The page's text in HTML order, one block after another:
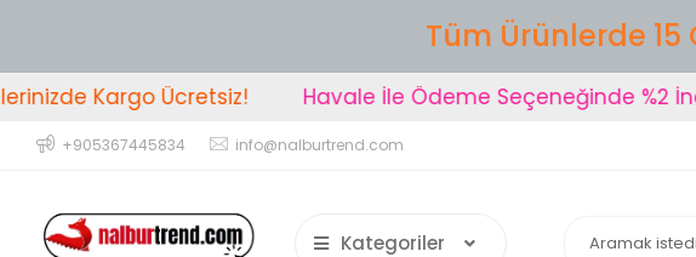
Tüm Ürünlerde 15
Kargo Ücretsiz! Havale İle Ödeme Seçeneğinde %2
+905367445834 info@nalburtrend.com
Kategoriler